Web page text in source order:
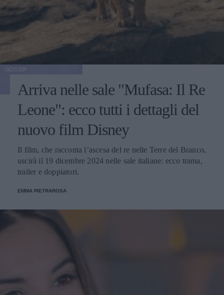
Arriva nelle sale "Mufasa: Il Re
Leone": ecco tutti i dettagli del
nuovo film Disney
Il film, che racconta l’ascesa del re nelle Terre del Branco,
uscirà il 19 dicembre 2024 nelle sale italiane: ecco trama,
trailer e doppiatori.
EMMA PIETRAROSA